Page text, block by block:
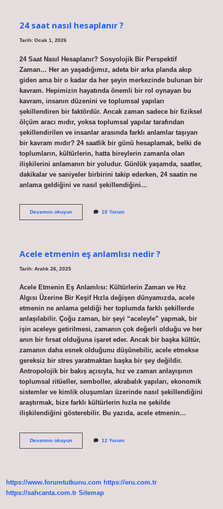
24 saat nasıl hesaplanır ?
Tarih: Ocak 1, 2026
24 Saat Nasıl Hesaplanır? Sosyolojik Bir Perspektif
Zaman… Her an yaşadığımız, adeta bir arka planda akıp
giden ama bir o kadar da her şeyin merkezinde bulunan bir
kavram. Hepimizin hayatında önemli bir rol oynayan bu
kavram, insanın düzenini ve toplumsal yapıları
şekillendiren bir faktördür. Ancak zaman sadece bir fiziksel
ölçüm aracı mıdır, yoksa toplumsal yapılar tarafından
şekillendirilen ve insanlar arasında farklı anlamlar taşıyan
bir kavram mıdır? 24 saatlik bir günü hesaplamak, belki de
toplumların, kültürlerin, hatta bireylerin zamanla olan
ilişkilerini anlamanın bir yoludur. Günlük yaşamda, saatler,
dakikalar ve saniyeler birbirini takip ederken, 24 saatin ne
anlama geldiğini ve nasıl şekillendiğini…
Devamını okuyun24
saat
10 Yorum
Acele etmenin eş anlamlısı nedir ?
Tarih: Aralık 26, 2025
Acele Etmenin Eş Anlamlısı: Kültürlerin Zaman ve Hız
Algısı Üzerine Bir Keşif Hızla değişen dünyamızda, acele
etmenin ne anlama geldiği her toplumda farklı şekillerde
anlaşılabilir. Çoğu zaman, bir şeyi “aceleyle” yapmak, bir
işin aceleye getirilmesi, zamanın çok değerli olduğu ve her
anın bir fırsat olduğuna işaret eder. Ancak bir başka kültür,
zamanın daha esnek olduğunu düşünebilir, acele etmekse
gereksiz bir stres yaratmaktan başka bir şey değildir.
Antropolojik bir bakış açısıyla, hız ve zaman anlayışının
toplumsal ritüeller, semboller, akrabalık yapıları, ekonomik
sistemler ve kimlik oluşumları üzerinde nasıl şekillendiğini
araştırmak, bize farklı kültürlerin hızla ne şekilde
ilişkilendiğini gösterebilir. Bu yazıda, acele etmenin…
Devamını okuyunAcele
12 Yorum
https://www.forumtutkunu.com https://eru.com.tr
https://sahcanta.com.tr Sitemap